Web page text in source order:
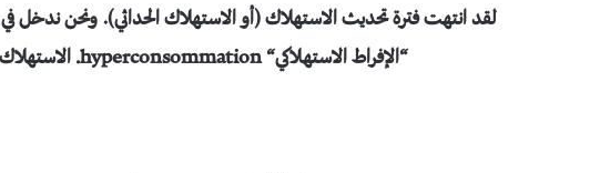
لقد انتهت فترة تحديث الاستهلاك (أو الاستهلاك الحداثي). ونحن ندخل
“الإفراط الاستهلاكي“
hyperconsommation
.